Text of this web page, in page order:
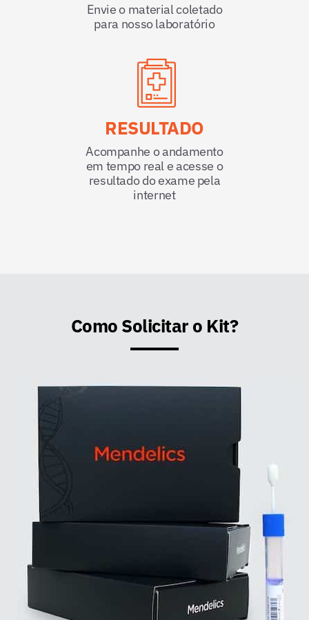
Envie o material coletado
para nosso laboratório
RESULTADO
Acompanhe o andamento
em tempo real e acesse o
resultado do exame pela
internet
Como Solicitar o Kit?